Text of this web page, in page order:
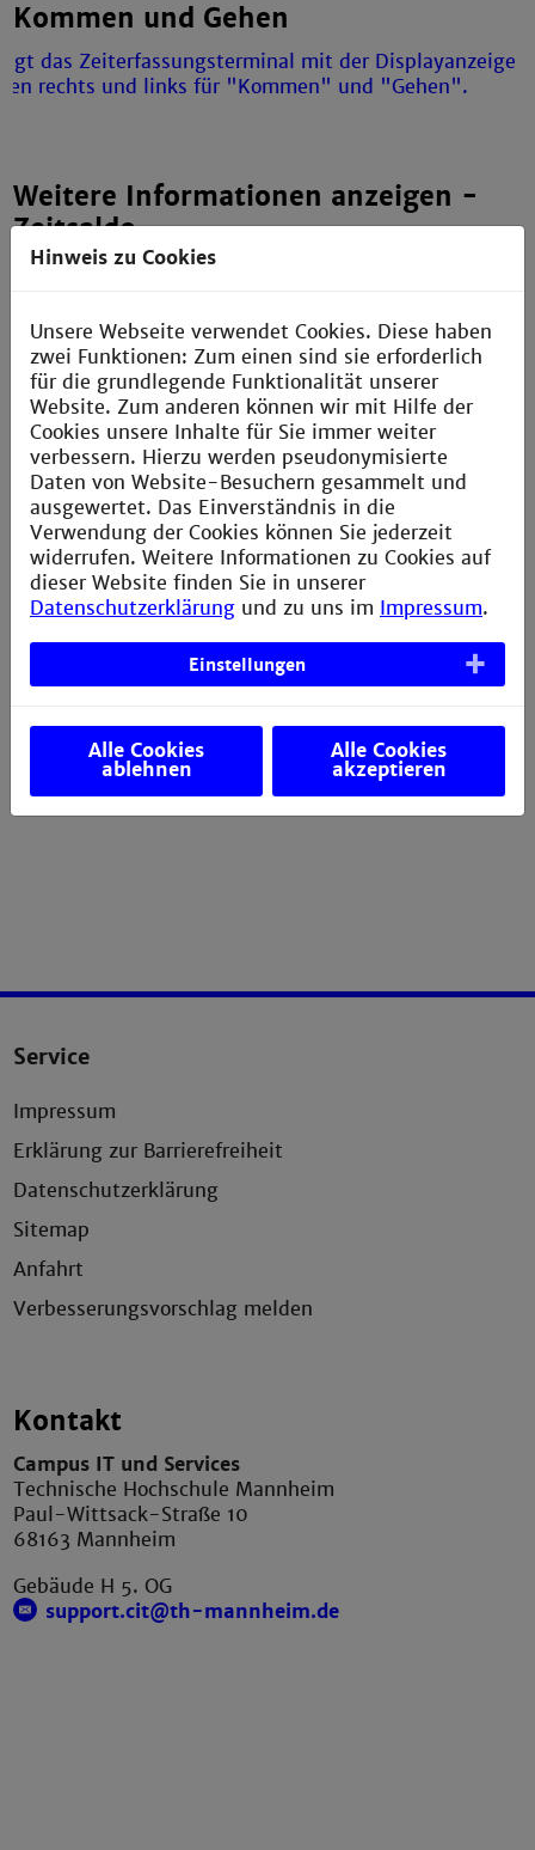
Kommen und Gehen
Weitere Informationen anzeigen -
Zeitsaldo
Dienstgang (nur Mannheim!) buchen
Sie GEHEN und Koffer, wenn
auf einen Dienstgang in Mannheim
Drücken Sie KOMMEN und Koffer,
Sie vom Dienstgang zurückkommen.
Gleitzeit und Freizeit anzeigen
Resturlaub anzeigen
Info.
Service
Impressum
Erklärung zur Barrierefreiheit
Datenschutzerklärung
Sitemap
Anfahrt
Verbesserungsvorschlag melden
Kontakt
Campus IT und Services
Technische Hochschule Mannheim
Paul-Wittsack-Straße 10
68163 Mannheim
Gebäude H 5. OG
support.cit@th-mannheim.de
Hinweis zu Cookies
Unsere Webseite verwendet Cookies. Diese haben
zwei Funktionen: Zum einen sind sie erforderlich
für die grundlegende Funktionalität unserer
Website. Zum anderen können wir mit Hilfe der
Cookies unsere Inhalte für Sie immer weiter
verbessern. Hierzu werden pseudonymisierte
Daten von Website-Besuchern gesammelt und
ausgewertet. Das Einverständnis in die
Verwendung der Cookies können Sie jederzeit
widerrufen. Weitere Informationen zu Cookies auf
dieser Website finden Sie in unserer
Datenschutzerklärung und zu uns im Impressum.
Einstellungen
Alle Cookies
ablehnen
Alle Cookies
akzeptieren